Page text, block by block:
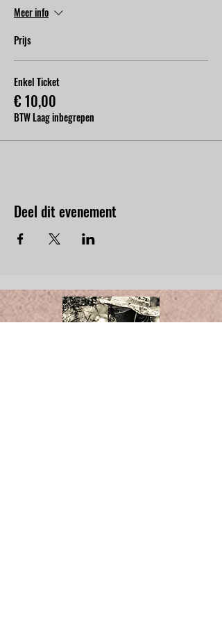
Meer info
Prijs
Enkel Ticket
€ 10,00
BTW Laag inbegrepen
Deel dit evenement